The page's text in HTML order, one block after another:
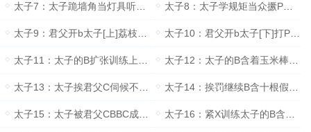
太子7：太子跪墙角当灯具听君父同男妃云雨 太子8：太子学规矩当众撅P股挨藤条尊严扫地
太子9：君父开b太子[上]荔枝塞B当着君父的面排泄 太子10：君父开b太子[下]打P股事后B内塞着玉势入睡
太子11：太子的B扩张训练上早朝时B塞着玉势 太子12：太子的B含着玉米棒同君父坐马车去北方治理旱灾
太子13：太子挨君父C伺候不周挨罚巴掌扇B 太子14：挨罚继续B含十根假D一整天X口流个不停
太子15：太子被君父CBBC成大松B 太子16：紧X训练太子的B含着一根筷子筷子不许掉出来